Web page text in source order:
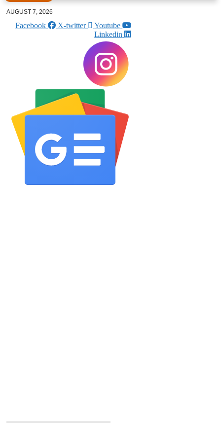
AUGUST 7, 2026
Facebook X-twitter
Youtube
Linkedin